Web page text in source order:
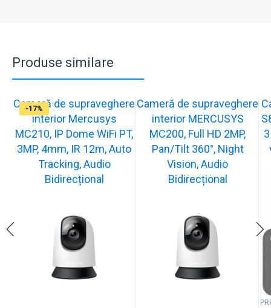
Produse similare
-19%
Cameră de supraveghere
interior Mercusys
MC210, IP Dome WiFi PT,
3MP, 4mm, IR 12m, Auto
Tracking, Audio
Bidirecțional
-21%
Cameră de supraveghere
interior MERCUSYS
MC200, Full HD 2MP,
Pan/Tilt 360°, Night
Vision, Audio
Bidirecțional
-13%
-15%
-13%
-16%
-17%
-17%